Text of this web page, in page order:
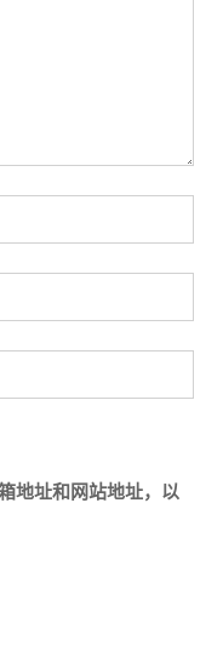
地址和网站地址，以